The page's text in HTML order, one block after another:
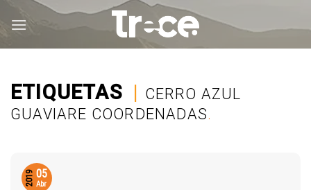
ETIQUETAS | CERRO AZUL
GUAVIARE COORDENADAS.
05
Abr
2019